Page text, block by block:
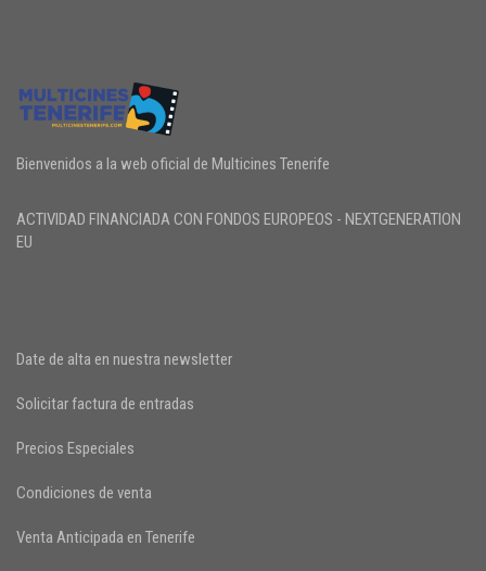
Bienvenidos a la web oficial de Multicines Tenerife
ACTIVIDAD FINANCIADA CON FONDOS EUROPEOS - NEXTGENERATION
EU
Date de alta en nuestra newsletter
Solicitar factura de entradas
Precios Especiales
Condiciones de venta
Venta Anticipada en Tenerife